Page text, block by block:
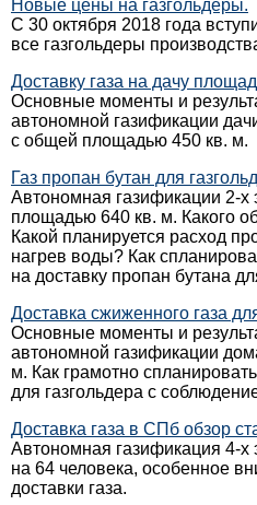
Новые цены на газгольдеры.
С 30 октября 2018 года
все газгольдеры
Доставку газа на дачу
Основные моменты и
автономной газификации
с общей площадью 450 кв. м.
Газ пропан бутан для
Автономная газификации 2-х
площадью 640 кв. м. Какого
Какой планируется расход
нагрев воды? Как
на доставку пропан бутана
Доставка сжиженного газа
Основные моменты и
автономной газификации
м. Как грамотно
для газгольдера с
Доставка газа в СПб обзор
Автономная газификация 4-
на 64 человека, особенное
доставки газа.